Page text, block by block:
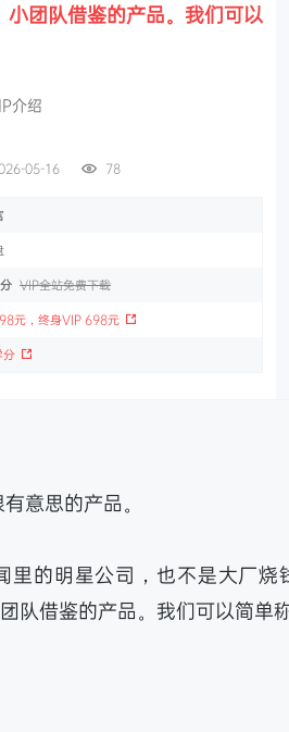
团队借鉴的产品。我们可以
介绍
05-16 78
VIP全站免费下载
元，终身VIP 698元
分
意思的产品。
里的明星公司，也不是大厂烧
队借鉴的产品。我们可以简单